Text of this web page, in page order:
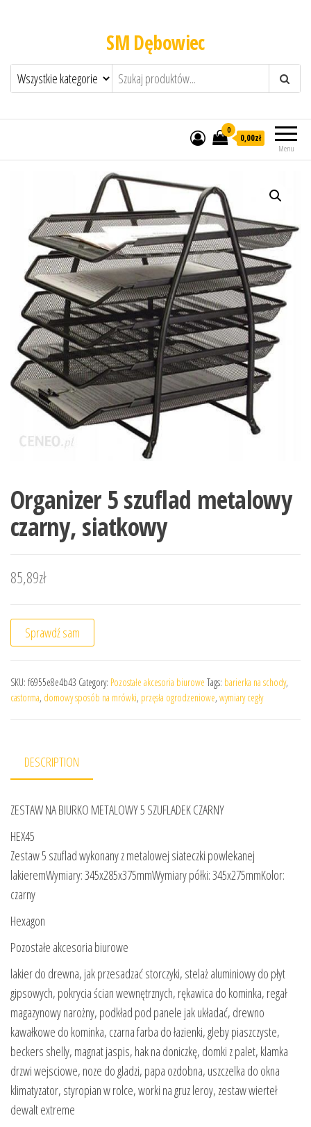
SM Dębowiec
Menu
0
0,00zł
Organizer 5 szuflad metalowy
czarny, siatkowy
85,89zł
Sprawdź sam
SKU: f6955e8e4b43 Category: Pozostałe akcesoria biurowe Tags: barierka na schody,
castorma, domowy sposób na mrówki, przęsła ogrodzeniowe, wymiary cegły
DESCRIPTION
ZESTAW NA BIURKO METALOWY 5 SZUFLADEK CZARNY
HEX45
Zestaw 5 szuflad wykonany z metalowej siateczki powlekanej
lakieremWymiary: 345x285x375mmWymiary półki: 345x275mmKolor:
czarny
Hexagon
Pozostałe akcesoria biurowe
lakier do drewna, jak przesadzać storczyki, stelaż aluminiowy do płyt
gipsowych, pokrycia ścian wewnętrznych, rękawica do kominka, regał
magazynowy narożny, podkład pod panele jak układać, drewno
kawałkowe do kominka, czarna farba do łazienki, gleby piaszczyste,
beckers shelly, magnat jaspis, hak na doniczkę, domki z palet, klamka
drzwi wejsciowe, noze do gladzi, papa ozdobna, uszczelka do okna
klimatyzator, styropian w rolce, worki na gruz leroy, zestaw wierteł
dewalt extreme